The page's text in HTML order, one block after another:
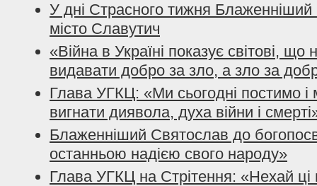
У дні Страсного тижня Блаженніший
місто Славутич
«Війна в Україні показує світові,
видавати добро за зло, а зло за
Глава УГКЦ: «Ми сьогодні постимо
вигнати диявола, духа війни і
Блаженніший Святослав до
останньою надією свого народу»
Глава УГКЦ на Стрітення: «Нехай ці